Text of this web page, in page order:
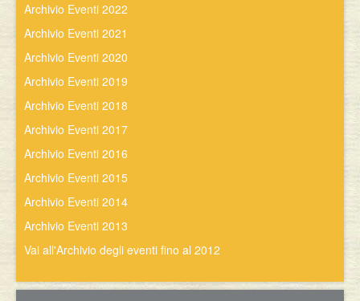
Archivio Eventi 2022
Archivio Eventi 2021
Archivio Eventi 2020
Archivio Eventi 2019
Archivio Eventi 2018
Archivio Eventi 2017
Archivio Eventi 2016
Archivio Eventi 2015
Archivio Eventi 2014
Archivio Eventi 2013
Vai all'Archivio degli eventi fino al 2012